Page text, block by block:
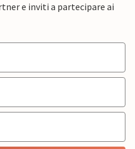
e inviti a partecipare ai